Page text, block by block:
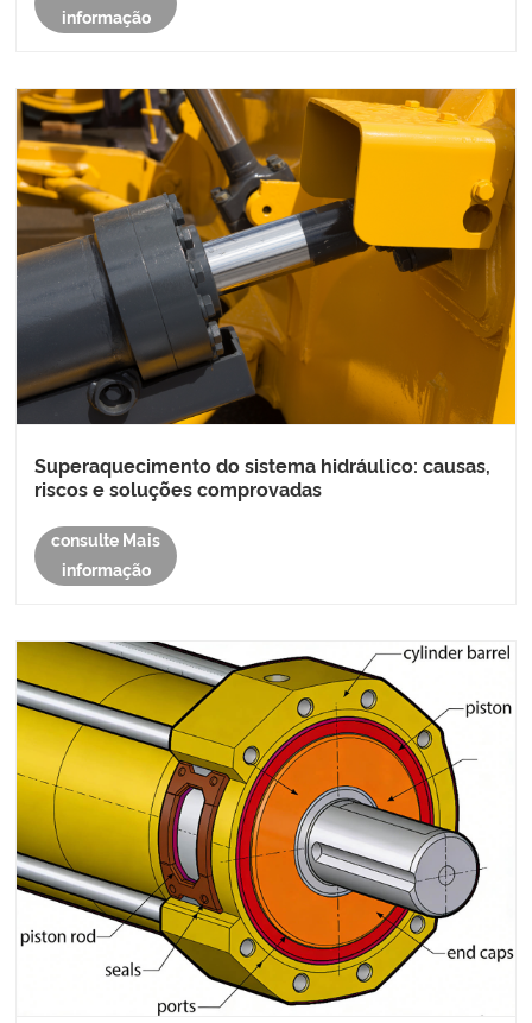
informação
Superaquecimento do sistema hidráulico: causas,
riscos e soluções comprovadas
consulte Mais
informação